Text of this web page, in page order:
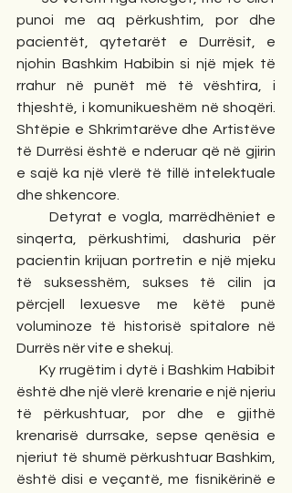
punoi me aq përkushtim, por dhe
pacientët, qytetarët e Durrësit, e
njohin Bashkim Habibin si një mjek të
rrahur në punët më të vështira, i
thjeshtë, i komunikueshëm në shoqëri.
Shtëpie e Shkrimtarëve dhe Artistëve
të Durrësi është e nderuar që në gjirin
e sajë ka një vlerë të tillë intelektuale
dhe shkencore.
Detyrat e vogla, marrëdhëniet e
sinqerta, përkushtimi, dashuria për
pacientin krijuan portretin e një mjeku
të suksesshëm, sukses të cilin ja
përcjell lexuesve me këtë punë
voluminoze të historisë spitalore në
Durrës nër vite e shekuj.
Ky rrugëtim i dytë i Bashkim Habibit
është dhe një vlerë krenarie e një njeriu
të përkushtuar, por dhe e gjithë
krenarisë durrsake, sepse qenësia e
njeriut të shumë përkushtuar Bashkim,
është disi e veçantë, me fisnikërinë e